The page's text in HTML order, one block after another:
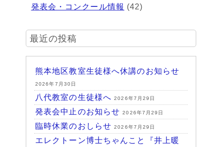
発表会・コンクール情報 (42)
最近の投稿
熊本地区教室生徒様へ休講のお知らせ
2026年7月30日
八代教室の生徒様へ 2026年7月29日
発表会中止のお知らせ 2026年7月29日
臨時休業のおしらせ 2026年7月29日
エレクトーン博士ちゃんこと『井上暖